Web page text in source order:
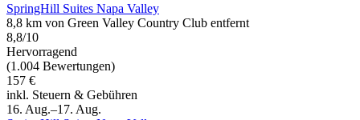
SpringHill Suites Napa Valley
8,8 km von Green Valley Country Club entfernt
8,8/10
Hervorragend
(1.004 Bewertungen)
157 €
inkl. Steuern & Gebühren
16. Aug.–17. Aug.